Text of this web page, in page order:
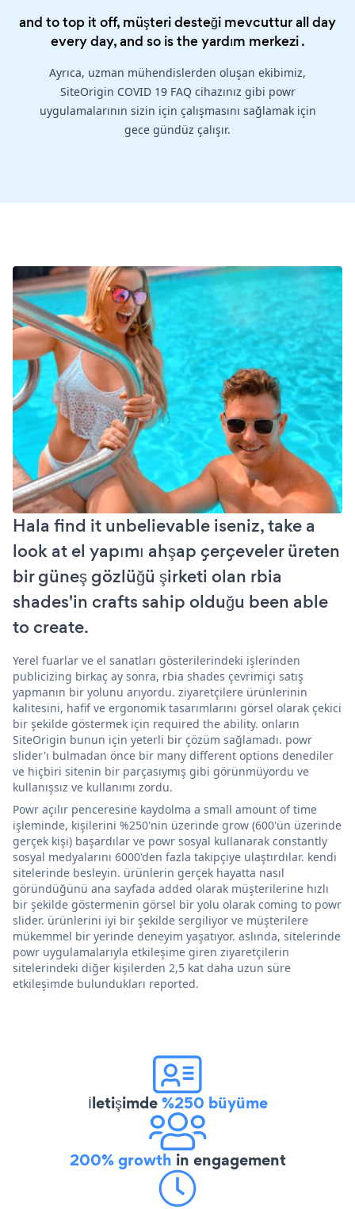
and to top it off, müşteri desteği mevcuttur all day
every day, and so is theyardım merkezi.
Ayrıca, uzman mühendislerden oluşan ekibimiz,
SiteOrigin COVID 19 FAQ cihazınız gibi powr
uygulamalarının sizin için çalışmasını sağlamak için
gece gündüz çalışır.
Hala find it unbelievable iseniz, take a
look at el yapımı ahşap çerçeveler üreten
bir güneş gözlüğü şirketi olan rbia
shades'in crafts sahip olduğu been able
to create.
Yerel fuarlar ve el sanatları gösterilerindeki işlerinden
publicizing birkaç ay sonra, rbia shades çevrimiçi satış
yapmanın bir yolunu arıyordu. ziyaretçilere ürünlerinin
kalitesini, hafif ve ergonomik tasarımlarını görsel olarak çekici
bir şekilde göstermek için required the ability. onların
SiteOrigin bunun için yeterli bir çözüm sağlamadı. powr
slider'ı bulmadan önce bir many different options denediler
ve hiçbiri sitenin bir parçasıymış gibi görünmüyordu ve
kullanışsız ve kullanımı zordu.
Powr açılır penceresine kaydolma a small amount of time
işleminde, kişilerini %250'nin üzerinde grow (600'ün üzerinde
gerçek kişi) başardılar ve powr sosyal kullanarak constantly
sosyal medyalarını 6000'den fazla takipçiye ulaştırdılar. kendi
sitelerinde besleyin. ürünlerin gerçek hayatta nasıl
göründüğünü ana sayfada added olarak müşterilerine hızlı
bir şekilde göstermenin görsel bir yolu olarak coming to powr
slider. ürünlerini iyi bir şekilde sergiliyor ve müşterilere
mükemmel bir yerinde deneyim yaşatıyor. aslında, sitelerinde
powr uygulamalarıyla etkileşime giren ziyaretçilerin
sitelerindeki diğer kişilerden 2,5 kat daha uzun süre
etkileşimde bulundukları reported.
İletişimde%250 büyüme
200% growth in engagement